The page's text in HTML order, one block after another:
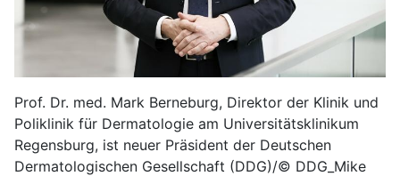
Prof. Dr. med. Mark Berneburg, Direktor der Klinik und
Poliklinik für Dermatologie am Universitätsklinikum
Regensburg, ist neuer Präsident der Deutschen
Dermatologischen Gesellschaft (DDG)/© DDG_Mike